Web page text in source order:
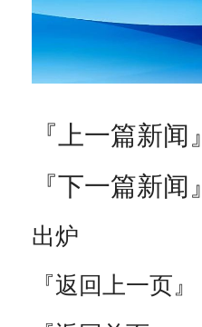
『上一篇新闻』
『下一篇新闻』
出炉
『返回上一页』